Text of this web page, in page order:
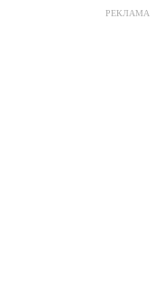
РЕКЛАМА